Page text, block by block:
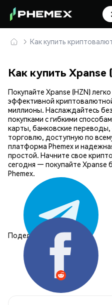
Как купить
Как купить Xpanse
Покупайте Xpanse (HZN)
эффективной
миллионы. Наслаждайтесь
покупками с гибкими
карты, банковские переводы,
торговлю, доступную по
платформа Phemex и
простой. Начните свое
сегодня — покупайте Xpanse
Phemex.
Поделиться: